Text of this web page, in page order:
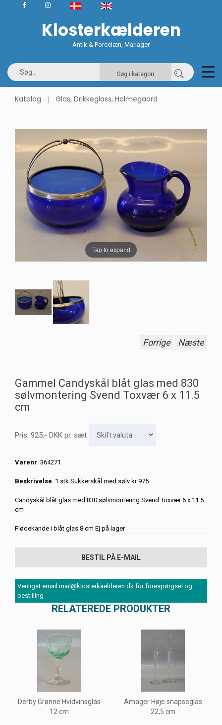
Klosterkælderen
Antik & Porcelæn, Mariager
Søg i kategori
Katalog Glas, Drikkeglass, Holmegaard
Tap to expand
Forrige Næste
Gammel Candyskål blåt glas med 830
sølvmontering Svend Toxvær 6 x 11.5
cm
Pris: 925,- DKK pr. sæt
Varenr: 364271
Beskrivelse: 1 stk Sukkerskål med sølv kr 975
Candyskål blåt glas med 830 sølvmontering Svend Toxvær 6 x 11.5
cm
Flødekande i blåt glas 8 cm Ej på lager
BESTIL PÅ E-MAIL
Venligst email mail@klosterkaelderen.dk for forespørgsel og
bestilling
RELATEREDE PRODUKTER
Derby Grønne Hvidvinsglas
12 cm
Amager Høje snapseglas
22,5 cm